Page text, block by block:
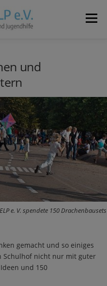
Menü
und
e. V. spendete 150 Drachenbausets
gemacht und so einiges
Schulhof nicht nur mit guter
und 150